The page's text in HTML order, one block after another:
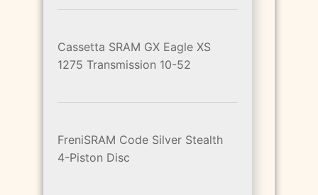
Cassetta SRAM GX Eagle XS
1275 Transmission 10-52
FreniSRAM Code Silver Stealth
4-Piston Disc